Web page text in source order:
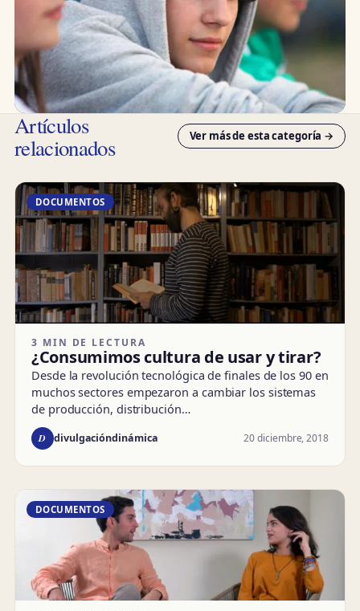
Artículos
relacionados Ver más de esta categoría →
DOCUMENTOS
3 MIN DE LECTURA
¿Consumimos cultura de usar y tirar?
Desde la revolución tecnológica de finales de los 90 en
muchos sectores empezaron a cambiar los sistemas
de producción, distribución…
D divulgacióndinámica 20 diciembre, 2018
DOCUMENTOS